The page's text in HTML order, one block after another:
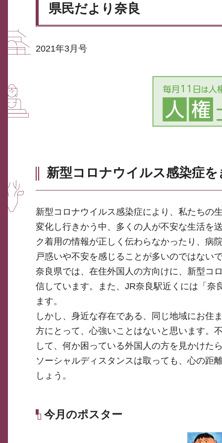
県民だより奈良
2021年3月号
新型コロナウイルス感染症
新型コロナウイルス感染症により、私たちの
変化し行きかう中、多くの人が不安な生活を
ク着用の情報が正しく伝わらなかったり、病
戸惑いや不安を感じることが多いのではない
奈良県では、在住外国人の方向けに、新型コ
信しています。また、JR奈良駅近くには「
ます。
しかし、身近な存在である、同じ地域にお住
方にとって、心強いことはないと思います。
して、何か困っている外国人の方を見かけた
ソーシャルディスタンスは取っても、心の距
しょう。
今月のポスター